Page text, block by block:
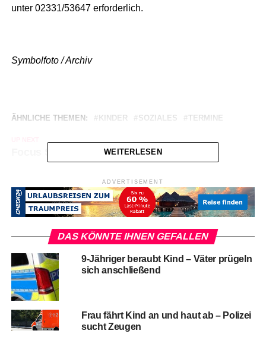
unter 02331/53647 erforderlich.
Symbolfoto / Archiv
ÄHNLICHE THEMEN: KINDER SOZIALES TERMINE
Focus Stadt – Hagener Photographien
Trödelmarkt „Rund ums Kind“
WEITERLESEN
ADVERTISEMENT
DAS KÖNNTE IHNEN GEFALLEN
9-Jähriger beraubt Kind – Väter prügeln
sich anschließend
Frau fährt Kind an und haut ab – Polizei
sucht Zeugen